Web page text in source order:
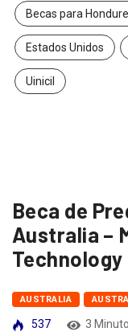
Becas para
Estados Unidos
Uinicil
Beca de
Australia –
Technology
AUSTRALIA
537 3